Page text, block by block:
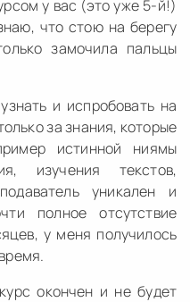
у вас (это уже 5-й!)
что стою на берегу
замочила пальцы
и испробовать на
за знания, которые
истинной ниямы
изучения текстов,
уникален и
полное отсутствие
у меня получилось
окончен и не будет